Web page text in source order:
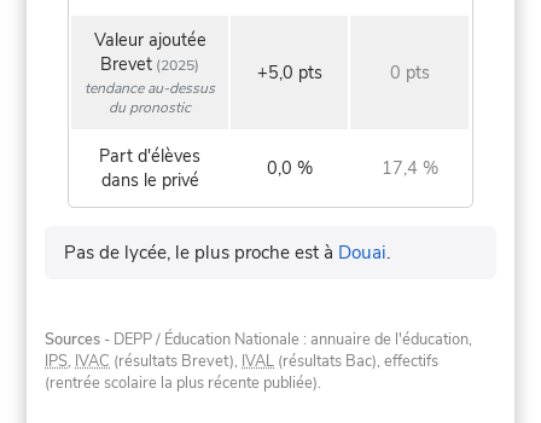
Valeur ajoutée
Brevet (2025)
tendance au-dessus
du pronostic
+5,0 pts 0 pts
Part d'élèves
dans le privé
0,0 % 17,4 %
Pas de lycée, le plus proche est à Douai.
Sources - DEPP / Éducation Nationale : annuaire de l'éducation,
IPS, IVAC (résultats Brevet), IVAL (résultats Bac), effectifs
(rentrée scolaire la plus récente publiée).